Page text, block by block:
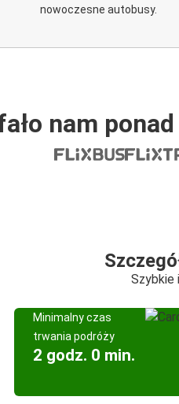
nowoczesne autobusy.
nam
Szybkie
Minimalny czas
trwania podróży
2 godz. 0 min.